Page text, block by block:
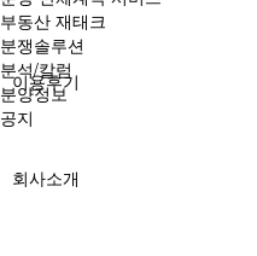
이용후기
회사소개
부동산 재태크
분쟁솔루션
분석/칼럼
분양정보
공지